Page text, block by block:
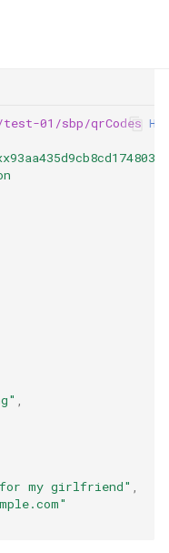
01/sbp/qrCodes
,
for my girlfriend" ,